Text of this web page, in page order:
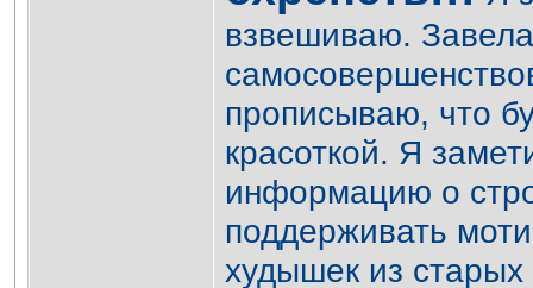
взвешиваю.
прописываю, что
красоткой. Я
информацию о
поддерживать
худышек из